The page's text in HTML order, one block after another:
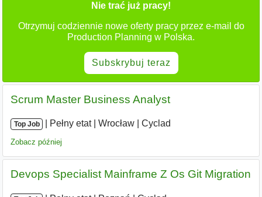
Nie trać już pracy!
Otrzymuj codziennie nowe oferty pracy przez e-mail do
Production Planning w Polska.
Subskrybuj teraz
Scrum Master Business Analyst
Top Job Pełny etat| Wrocław Cyclad
Zobacz później
Devops Specialist Mainframe Z Os Git Migration